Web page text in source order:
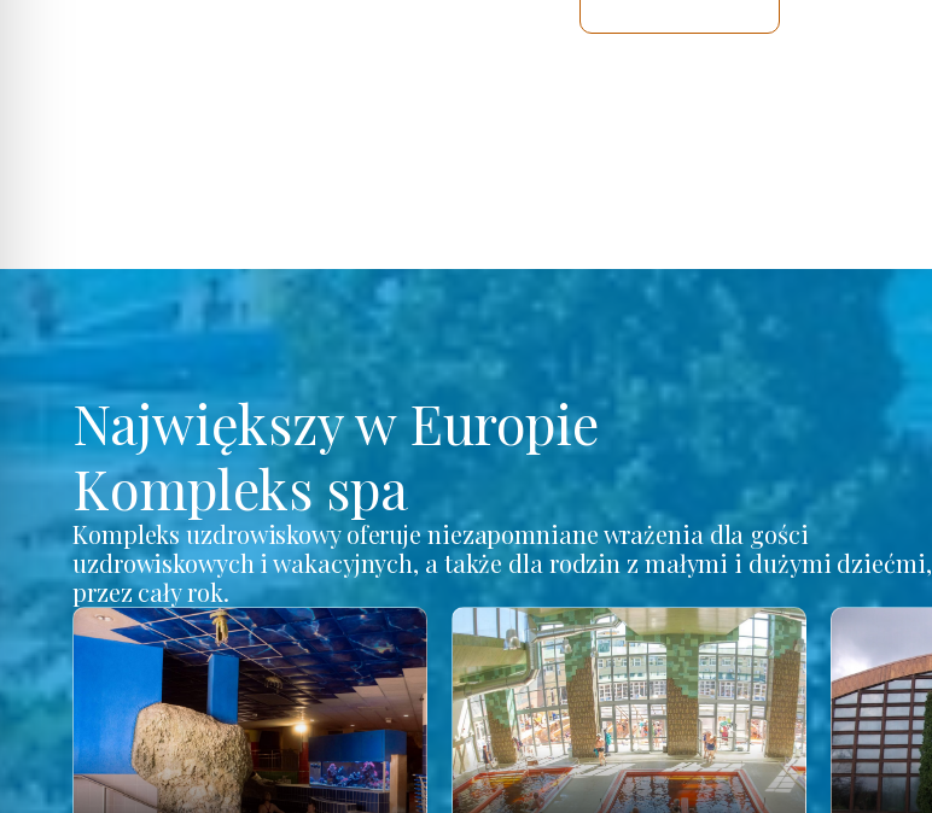
Największy w Europie
Kompleks spa
Kompleks uzdrowiskowy oferuje niezapomniane wrażenia dla gości
uzdrowiskowych i wakacyjnych, a także dla rodzin z małymi i dużymi dziećmi,
przez cały rok.